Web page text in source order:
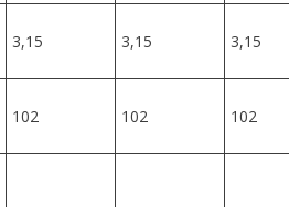
3,15 3,15 3,15
102 102 102